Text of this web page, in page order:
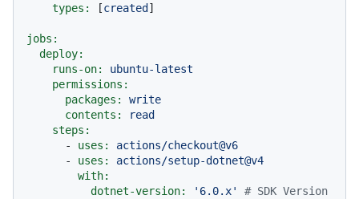
types:
[created ]
jobs:
deploy:
runs-on:
ubuntu-latest
permissions:
packages:
write
contents:
read
steps:
-
uses:
actions/checkout@v6
-
uses:
actions/setup-dotnet@v4
with:
dotnet-version:
'6.0.x'
# SDK Version